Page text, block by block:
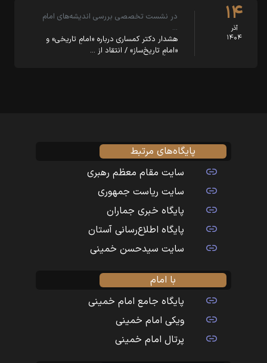
۱۴
آذر
۱۴۰۴
در نشست تخصصی بررسی اندیشه‌های امام
…
هشدار دکتر کمساری درباره «امامِ تاریخی» و
«امامِ تاریخ‌ساز» / انتقاد از …
پایگاه‌های مرتبط
سایت مقام معظم رهبری
سایت ریاست جمهوری
پایگاه خبری جماران
پایگاه اطلاع‌رسانی آستان
سایت سیدحسن خمینی
با امام
پایگاه جامع امام خمینی
ویکی امام خمینی
پرتال امام خمینی